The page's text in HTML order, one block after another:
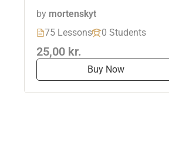
by mortenskyt
75 Lessons
0 Students
25,00 kr.
Buy Now